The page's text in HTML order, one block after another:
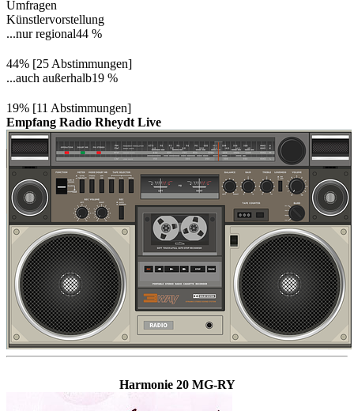
Umfragen
Künstlervorstellung
...nur regional44 %
44% [25 Abstimmungen]
...auch außerhalb19 %
19% [11 Abstimmungen]
Empfang Radio Rheydt Live
Harmonie 20 MG-RY